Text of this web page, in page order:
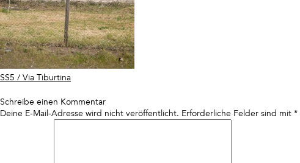
Beitragsnavigation
SS5 / Via Tiburtina
Schreibe einen Kommentar
Deine E-Mail-Adresse wird nicht veröffentlicht. Erforderliche Felder sind mit *